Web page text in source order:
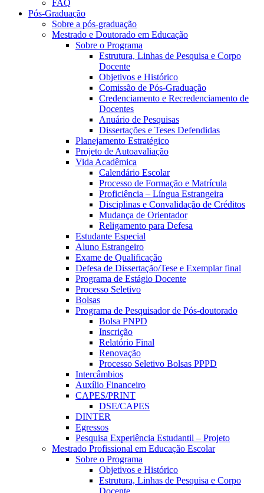
FAQ
Pós-Graduação
Sobre a pós-graduação
Mestrado e Doutorado em Educação
Sobre o Programa
Estrutura, Linhas de Pesquisa e Corpo
Docente
Objetivos e Histórico
Comissão de Pós-Graduação
Credenciamento e Recredenciamento de
Docentes
Anuário de Pesquisas
Dissertações e Teses Defendidas
Planejamento Estratégico
Projeto de Autoavaliação
Vida Acadêmica
Calendário Escolar
Processo de Formação e Matrícula
Proficiência – Língua Estrangeira
Disciplinas e Convalidação de Créditos
Mudança de Orientador
Religamento para Defesa
Estudante Especial
Aluno Estrangeiro
Exame de Qualificação
Defesa de Dissertação/Tese e Exemplar final
Programa de Estágio Docente
Processo Seletivo
Bolsas
Programa de Pesquisador de Pós-doutorado
Bolsa PNPD
Inscrição
Relatório Final
Renovação
Processo Seletivo Bolsas PPPD
Intercâmbios
Auxílio Financeiro
CAPES/PRINT
DSE/CAPES
DINTER
Egressos
Pesquisa Experiência Estudantil – Projeto
Mestrado Profissional em Educação Escolar
Sobre o Programa
Objetivos e Histórico
Estrutura, Linhas de Pesquisa e Corpo
Docente